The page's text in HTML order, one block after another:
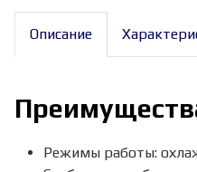
Описание
Режимы работы: